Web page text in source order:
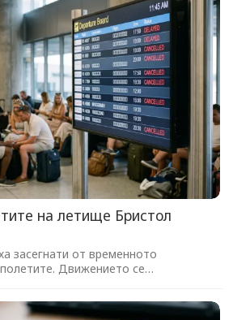
на летище Бристол
засегнати от временното
Движението се